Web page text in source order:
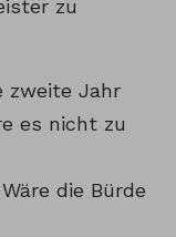
zu
zweite Jahr
es nicht zu
die Bürde